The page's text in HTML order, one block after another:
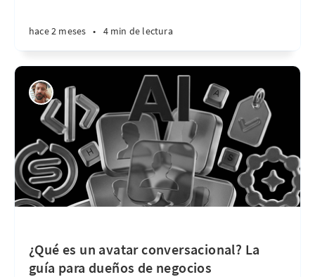
hace 2 meses • 4 min de lectura
¿Qué es un avatar conversacional? La
guía para dueños de negocios